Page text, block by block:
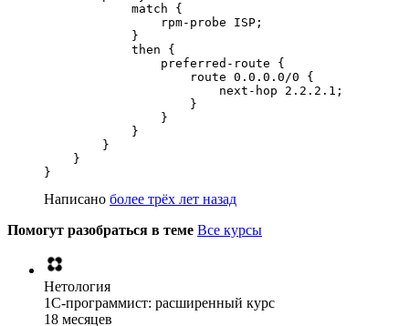
            match {
                rpm-probe ISP;
            }
            then {
                preferred-route {
                    route 0.0.0.0/0 {
                        next-hop 2.2.2.1;
                    }
                }
            }
        }
    }
}
Написано более трёх лет назад
Помогут разобраться в теме Все курсы
Нетология
1C-программист: расширенный курс
18 месяцев